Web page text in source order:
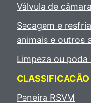
Válvula de
Secagem e
animais e outros
Limpeza ou poda
CLASSIFICACÃO
Peneira RSVM